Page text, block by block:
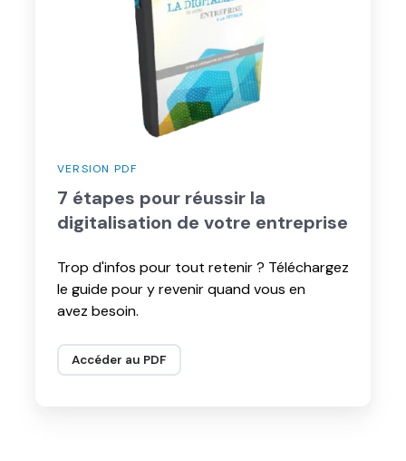
VERSION PDF
7 étapes pour réussir la
digitalisation de votre entreprise
Trop d'infos pour tout retenir ? Téléchargez
le guide pour y revenir quand vous en
avez besoin.
Accéder au PDF